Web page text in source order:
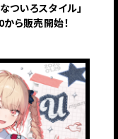
ついろスタイル」
ら販売開始！